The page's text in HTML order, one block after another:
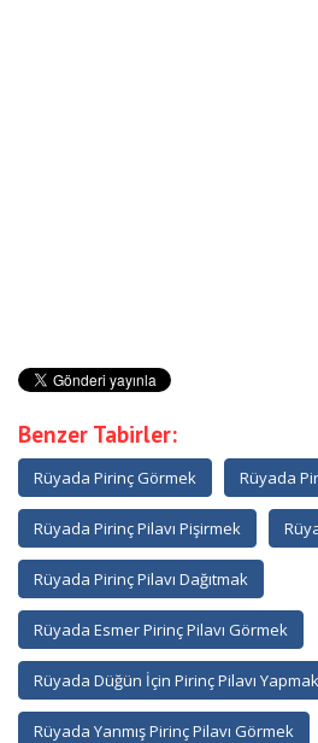
Benzer Tabirler:
Rüyada Pirinç Görmek Rüyada
Rüyada Pirinç Pilavı Pişirmek
Rüyada Pirinç Pilavı Dağıtmak
Rüyada Esmer Pirinç Pilavı Görmek
Rüyada Düğün İçin Pirinç Pilavı Yapmak
Rüyada Yanmış Pirinç Pilavı Görmek